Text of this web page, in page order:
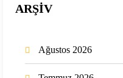
ARŞİV
Ağustos 2026